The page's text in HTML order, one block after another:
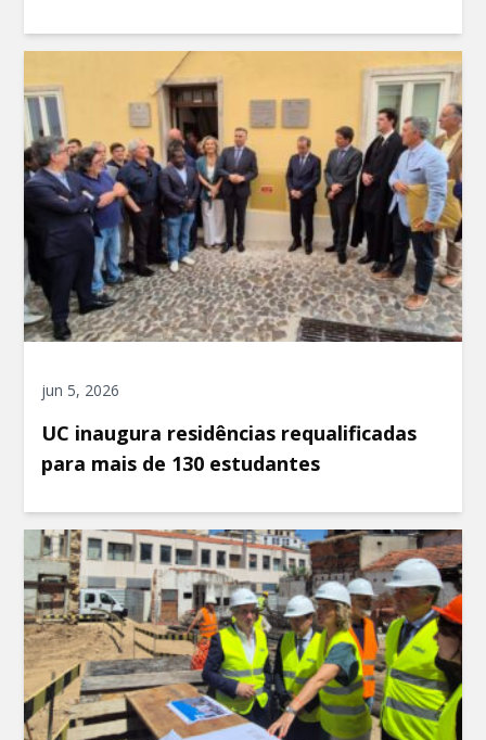
jun 5, 2026
UC inaugura residências requalificadas
para mais de 130 estudantes